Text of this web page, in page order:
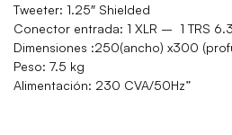
Tweeter: 1.25″ Shielded
Conector entrada: 1 XLR – 1 TRS
Dimensiones :250(ancho) x300
Peso: 7.5 kg
Alimentación: 230 CVA/50Hz”